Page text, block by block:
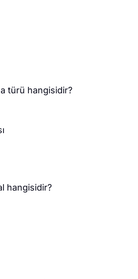
türü hangisidir?
hangisidir?